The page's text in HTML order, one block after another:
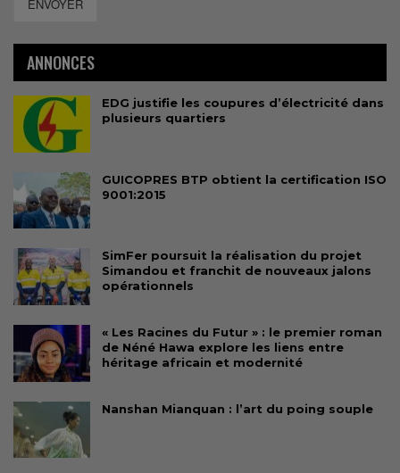
ENVOYER
ANNONCES
EDG justifie les coupures d’électricité dans
plusieurs quartiers
GUICOPRES BTP obtient la certification ISO
9001:2015
SimFer poursuit la réalisation du projet
Simandou et franchit de nouveaux jalons
opérationnels
« Les Racines du Futur » : le premier roman
de Néné Hawa explore les liens entre
héritage africain et modernité
Nanshan Mianquan : l’art du poing souple